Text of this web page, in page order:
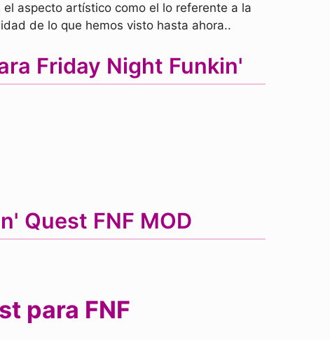
el aspecto artístico como el lo referente a la
de lo que hemos visto hasta ahora..
Friday Night Funkin'
Quest FNF MOD
para FNF